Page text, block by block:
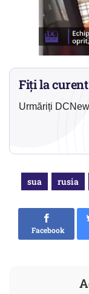
Fiți la
Urmăriți
sua rusia
Facebook